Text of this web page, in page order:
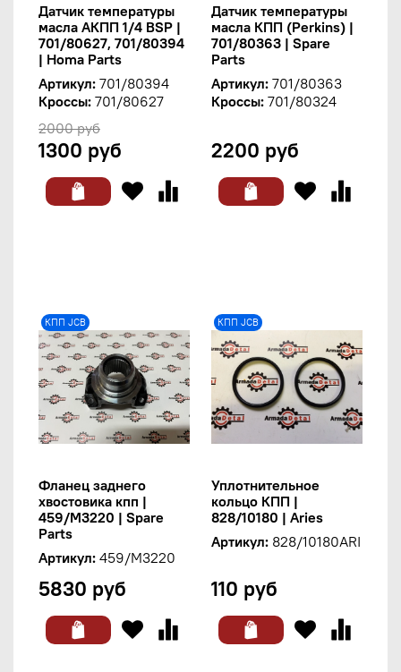
Датчик температуры
масла АКПП 1/4 BSP |
701/80627, 701/80394
| Homa Parts
Артикул: 701/80394
Кроссы: 701/80627
2000 руб
1300 руб
Датчик температуры
масла КПП (Perkins) |
701/80363 | Spare
Parts
Артикул: 701/80363
Кроссы: 701/80324
2200 руб
КПП JCB
Фланец заднего
хвостовика кпп |
459/M3220 | Spare
Parts
Артикул: 459/M3220
5830 руб
КПП JCB
Уплотнительное
кольцо КПП |
828/10180 | Aries
Артикул: 828/10180ARI
110 руб